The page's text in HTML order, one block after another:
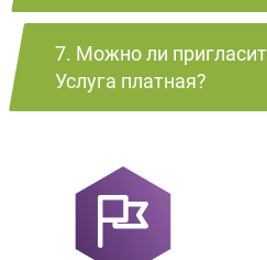
7. Можно ли
Услуга платная?